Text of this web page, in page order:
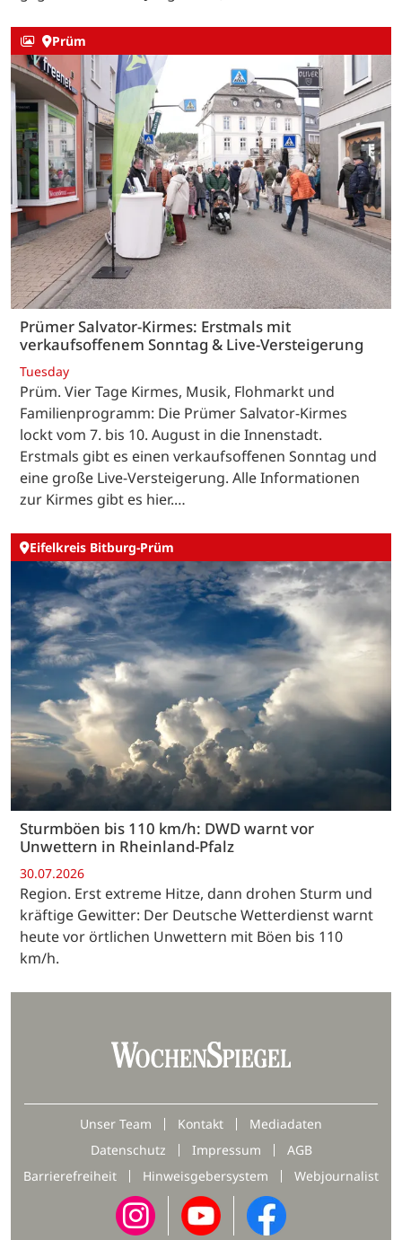
Prüm
Prümer Salvator-Kirmes: Erstmals mit
verkaufsoffenem Sonntag & Live-Versteigerung
Tuesday
Prüm. Vier Tage Kirmes, Musik, Flohmarkt und
Familienprogramm: Die Prümer Salvator-Kirmes
lockt vom 7. bis 10. August in die Innenstadt.
Erstmals gibt es einen verkaufsoffenen Sonntag und
eine große Live-Versteigerung. Alle Informationen
zur Kirmes gibt es hier.…
Eifelkreis Bitburg-Prüm
Sturmböen bis 110 km/h: DWD warnt vor
Unwettern in Rheinland-Pfalz
30.07.2026
Region. Erst extreme Hitze, dann drohen Sturm und
kräftige Gewitter: Der Deutsche Wetterdienst warnt
heute vor örtlichen Unwettern mit Böen bis 110
km/h.
Unser Team Kontakt
Mediadaten
Datenschutz
Impressum
AGB
Barrierefreiheit
Hinweisgebersystem Webjournalist